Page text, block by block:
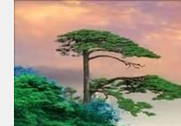
跳至内容